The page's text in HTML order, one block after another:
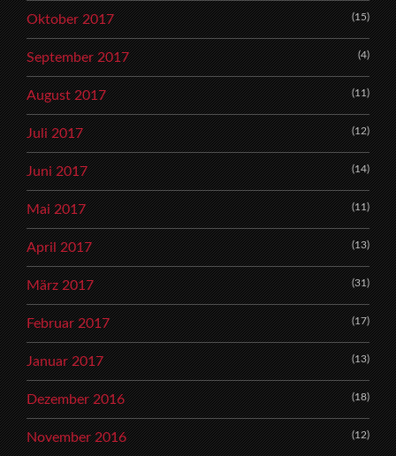
Oktober 2017 (15)
September 2017 (4)
August 2017 (11)
Juli 2017 (12)
Juni 2017 (14)
Mai 2017 (11)
April 2017 (13)
März 2017 (31)
Februar 2017 (17)
Januar 2017 (13)
Dezember 2016 (18)
November 2016 (12)